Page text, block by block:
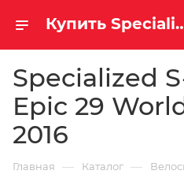
Купить Specialized S-Works Epic
Specialized
Epic 29
2016
Главная — Каталог —